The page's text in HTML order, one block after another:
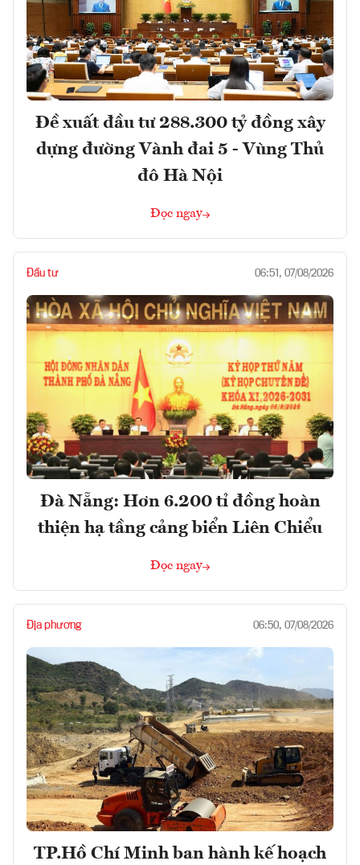
Đề xuất đầu tư 288.300 tỷ đồng xây
dựng đường Vành đai 5 - Vùng Thủ
đô Hà Nội
Đọc ngay
Đầu tư 06:51, 07/08/2026
Đà Nẵng: Hơn 6.200 tỉ đồng hoàn
thiện hạ tầng cảng biển Liên Chiểu
Đọc ngay
Địa phương 06:50, 07/08/2026
TP.Hồ Chí Minh ban hành kế hoạch